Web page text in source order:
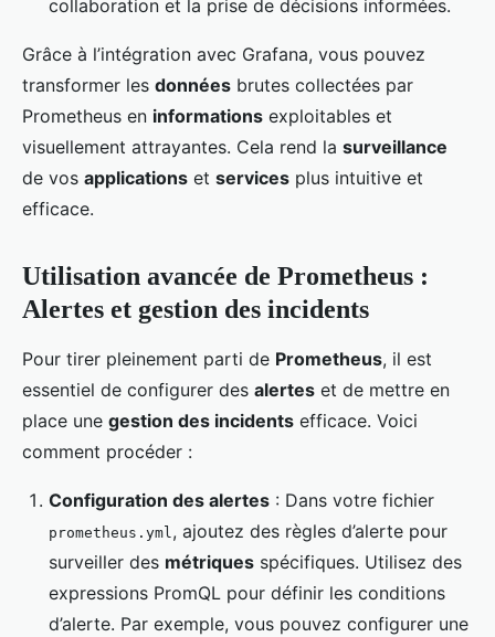
collaboration et la prise de décisions informées.
Grâce à l’intégration avec Grafana, vous pouvez
transformer les données brutes collectées par
Prometheus en informations exploitables et
visuellement attrayantes. Cela rend la surveillance
de vos applications et services plus intuitive et
efficace.
Utilisation avancée de Prometheus :
Alertes et gestion des incidents
Pour tirer pleinement parti de Prometheus, il est
essentiel de configurer des alertes et de mettre en
place une gestion des incidents efficace. Voici
comment procéder :
Configuration des alertes : Dans votre fichier
prometheus.yml, ajoutez des règles d’alerte pour
surveiller des métriques spécifiques. Utilisez des
expressions PromQL pour définir les conditions
d’alerte. Par exemple, vous pouvez configurer une